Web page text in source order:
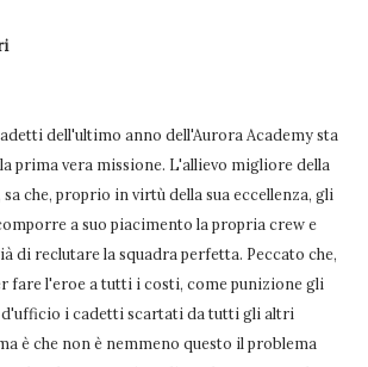
dell'ultimo anno dell'Aurora Academy sta
prima vera missione. L'allievo migliore della
sa che, proprio in virtù della sua eccellenza, gli
a suo piacimento la propria crew e
di reclutare la squadra perfetta. Peccato che,
fare l'eroe a tutti i costi, come punizione gli
d'ufficio i cadetti scartati da tutti gli altri
è che non è nemmeno questo il problema